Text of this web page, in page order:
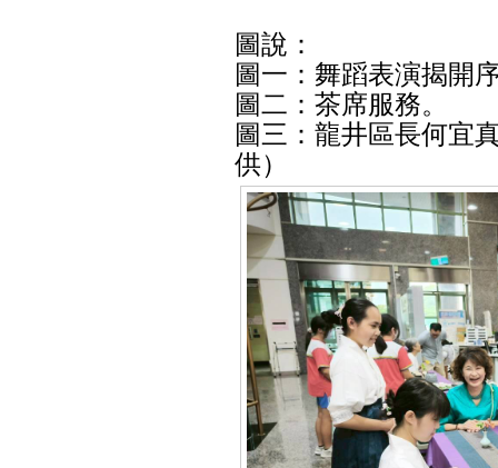
圖說：
圖一：舞蹈表演揭開
圖二：茶席服務。
圖三：龍井區長何宜
供）